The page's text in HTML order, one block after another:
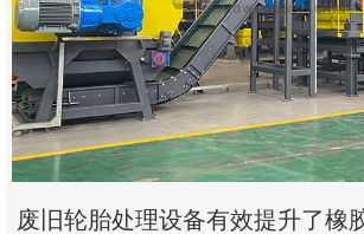
态
联
系
郑
州
市
九
废旧轮胎处理设备有效提升了橡